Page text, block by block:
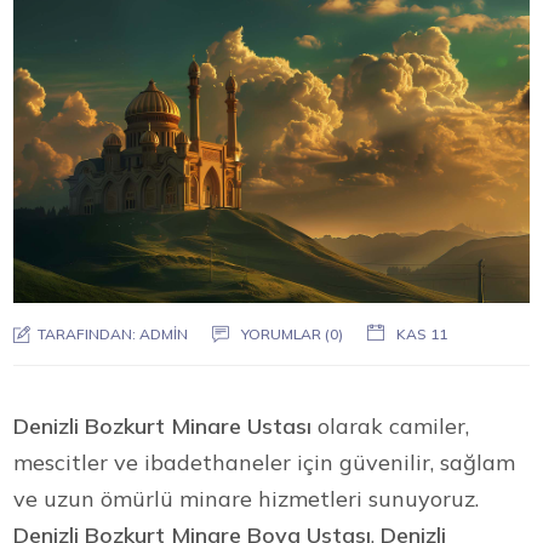
TARAFINDAN: ADMIN YORUMLAR (0) KAS 11
Denizli Bozkurt Minare Ustası olarak camiler,
mescitler ve ibadethaneler için güvenilir, sağlam
ve uzun ömürlü minare hizmetleri sunuyoruz.
Denizli Bozkurt Minare Boya Ustası, Denizli